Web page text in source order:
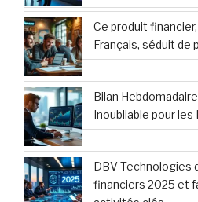
Ce produit
Français, séduit de
Bilan
Inoubliable pour les
DBV Technologies
financiers 2025 et